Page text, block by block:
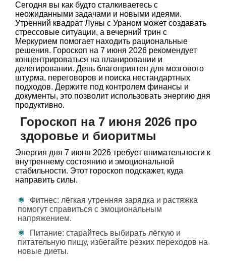
Сегодня вы как будто сталкиваетесь с
неожиданными задачами и новыми идеями.
Утренний квадрат Луны с Ураном может создавать
стрессовые ситуации, а вечерний трин с
Меркурием помогает находить рациональные
решения. Гороскоп на 7 июня 2026 рекомендует
концентрироваться на планировании и
делегировании. День благоприятен для мозгового
штурма, переговоров и поиска нестандартных
подходов. Держите под контролем финансы и
документы, это позволит использовать энергию дня
продуктивно.
Гороскоп на 7 июня 2026 про
здоровье и биоритмы
Энергия дня 7 июня 2026 требует внимательности к
внутреннему состоянию и эмоциональной
стабильности. Этот гороскоп подскажет, куда
направить силы.
Фитнес: лёгкая утренняя зарядка и растяжка
помогут справиться с эмоциональным
напряжением.
Питание: старайтесь выбирать лёгкую и
питательную пищу, избегайте резких переходов на
новые диеты.